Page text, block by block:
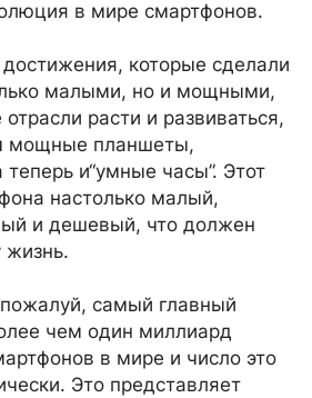
в мире смартфонов.
достижения, которые сделали
малыми, но и мощными,
расти и развиваться,
мощные планшеты,
и“умные часы”. Этот
настолько малый,
и дешевый, что должен
жизнь.
самый главный
чем один миллиард
в мире и число это
Это представляет